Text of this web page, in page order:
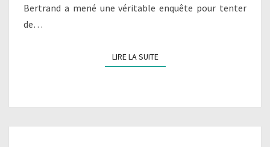
Bertrand a mené une véritable enquête pour tenter
de…
LIRE LA SUITELIRE LA SUITE